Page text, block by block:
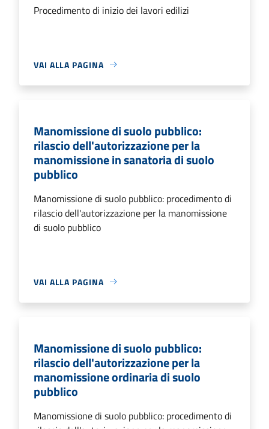
Procedimento di inizio dei lavori edilizi
VAI ALLA PAGINA
Manomissione di suolo pubblico:
rilascio dell'autorizzazione per la
manomissione in sanatoria di suolo
pubblico
Manomissione di suolo pubblico: procedimento di
rilascio dell'autorizzazione per la manomissione
di suolo pubblico
VAI ALLA PAGINA
Manomissione di suolo pubblico:
rilascio dell'autorizzazione per la
manomissione ordinaria di suolo
pubblico
Manomissione di suolo pubblico: procedimento di